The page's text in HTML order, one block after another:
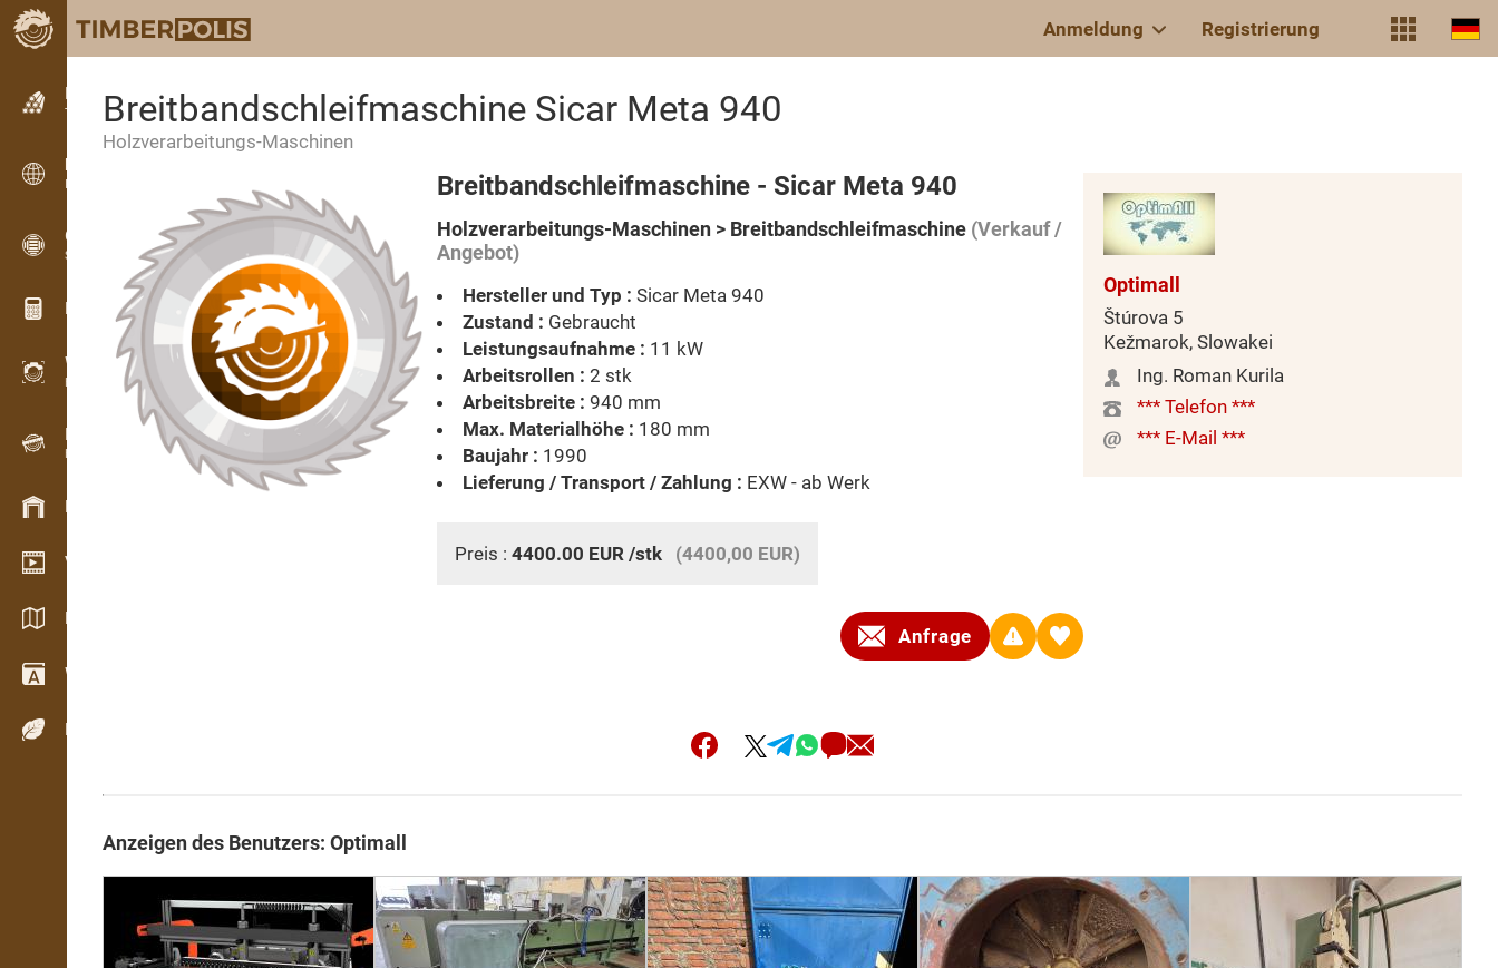
Anmeldung Registrierung
Kleinanzeigen
Textanzeigen
Kleinanzeigen
Internationale Anzeigen
OPTI-TIMB
Schnittbilder
Holz-Rechner
WoodProfi
Holzvolumen mit KI
Registriergerät
Holzbestandsaufnahme im Gelände
Bestandsmanagement
Video Showroom
Kataloge / Broschüren
Wörterbuch
Holzarten
Breitbandschleifmaschine Sicar Meta 940
Holzverarbeitungs-Maschinen
Breitbandschleifmaschine - Sicar Meta 940
Holzverarbeitungs-Maschinen > Breitbandschleifmaschine (Verkauf /
Angebot)
Hersteller und Typ : Sicar Meta 940
Zustand : Gebraucht
Leistungsaufnahme : 11 kW
Arbeitsrollen : 2 stk
Arbeitsbreite : 940 mm
Max. Materialhöhe : 180 mm
Baujahr : 1990
Lieferung / Transport / Zahlung : EXW - ab Werk
Preis : 4400.00 EUR /stk (4400,00 EUR)
Anfrage
Optimall
Štúrova 5
Kežmarok, Slowakei
Ing. Roman Kurila
*** Telefon ***
*** E-Mail ***
Anzeigen des Benutzers: Optimall